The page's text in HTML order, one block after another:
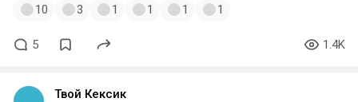
10 3 1 1 1 1
5 1.4K
Твой Кексик